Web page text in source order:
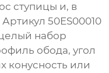
ступицы и, в
50ES00010
набор
обода, угол
конусность или